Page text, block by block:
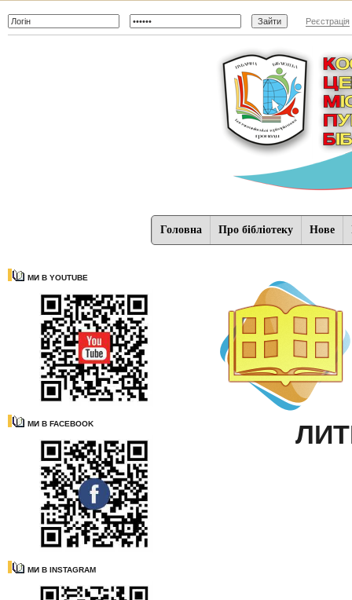
Реєстрація
Головна Про бібліотеку Нове
МИ В YOUTUBE
МИ В FACEBOOK
МИ В INSTAGRAM